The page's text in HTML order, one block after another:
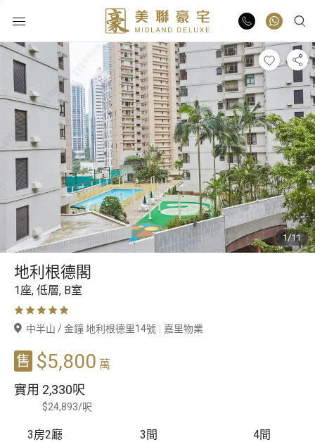
物業出售
物業出租
業主放盤
豪宅報告
豪宅資訊
更多樓盤
豪宅專家
豪宅分行
1/11
地利根德閣
1座, 低層, B室
中半山 / 金鐘 地利根德里14號 嘉里物業
售 $5,800 萬
實用 2,330呎
$24,893/呎
3房2廳
3 間 4間